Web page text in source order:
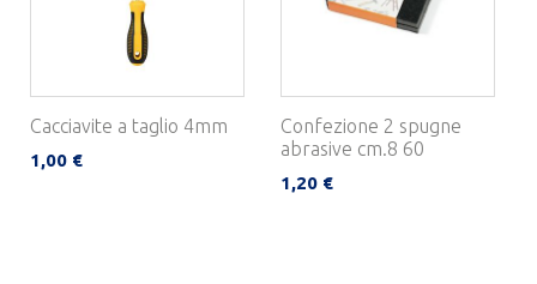
Cacciavite a taglio 4mm
1,00 €
Confezione 2 spugne
abrasive cm.8 60
1,20 €